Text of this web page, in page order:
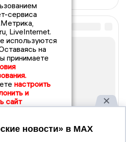
сервиса
LiveInternet.
используются
на
принимаете
настроить
и
сайт